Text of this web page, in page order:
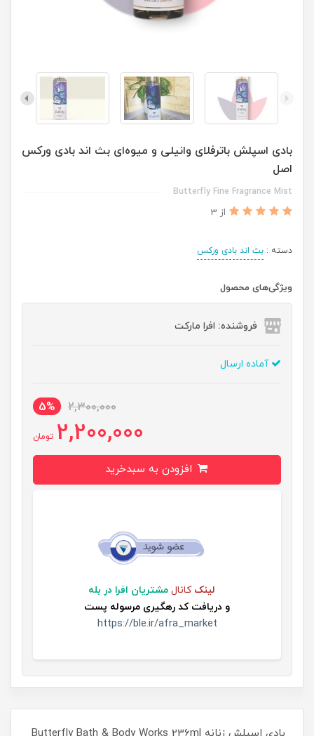
بادی اسپلش باترفلای وانیلی و میوه‌ای بث اند بادی ورکس
اصل
Butterfly Fine Fragrance Mist
از 3
دسته : بث اند بادی ورکس
ویژگی‌های محصول
فروشنده: افرا مارکت
آماده ارسال
2,300,000
5%
2,200,000 تومان
لینک کانال مشتریان افرا در بله
و دریافت کد رهگیری مرسوله پست
https://ble.ir/afra_market